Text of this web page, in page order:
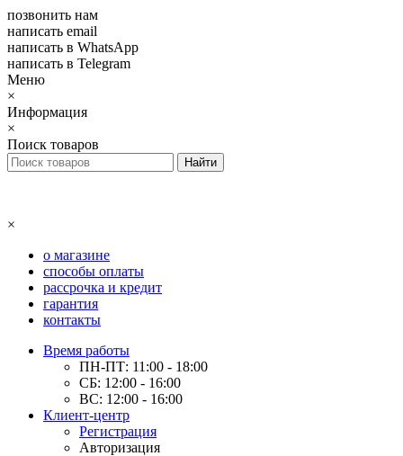
позвонить нам
написать email
написать в WhatsApp
написать в Telegram
Меню
×
Информация
×
Поиск товаров
×
о магазине
способы оплаты
рассрочка и кредит
гарантия
контакты
Время работы
ПН-ПТ: 11:00 - 18:00
СБ: 12:00 - 16:00
ВС: 12:00 - 16:00
Клиент-центр
Регистрация
Авторизация